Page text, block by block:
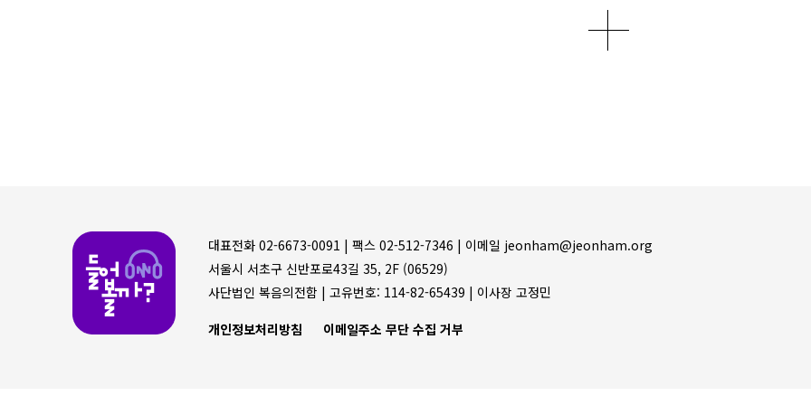
대표전화 02-6673-0091 | 팩스 02-512-7346 | 이메일 jeonham@jeonham.org
서울시 서초구 신반포로43길 35, 2F (06529)
사단법인 복음의전함 | 고유번호: 114-82-65439 | 이사장 고정민
개인정보처리방침 이메일주소 무단 수집 거부